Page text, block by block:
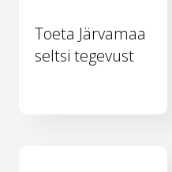
Toeta Järvamaa
seltsi tegevust